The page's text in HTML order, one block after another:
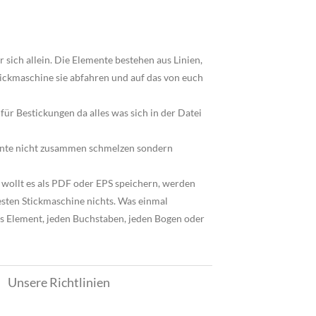
allein. Die Elemente bestehen aus Linien,
sie abfahren und auf das von euch
Bestickungen da alles was sich in der Datei
nicht zusammen schmelzen sondern
es als PDF oder EPS speichern, werden
Stickmaschine nichts. Was einmal
jeden Buchstaben, jeden Bogen oder
Unsere Richtlinien